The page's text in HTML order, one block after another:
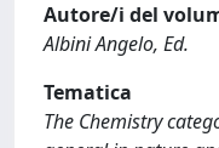
Autore/i del
Albini Angelo, Ed.
Tematica
The Chemistry